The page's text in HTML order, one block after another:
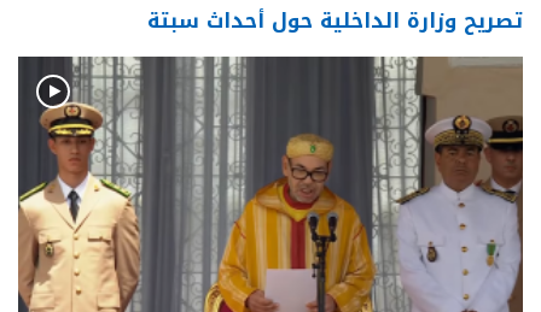
تصريح وزارة الداخلية حول أحداث سبتة